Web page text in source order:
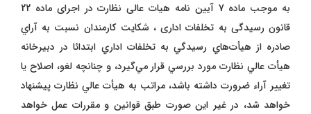
به موجب ماده 7 آیین نامه هیات عالی نظارت در اجرای ماده 22
قانون رسیدگی به تخلفات اداری ، شكايت كارمندان نسبت به آراي
صادره از هيأت‌هاي رسيدگي به تخلفات اداري ابتدائا در دبيرخانه
هيأت‌ عالي نظارت مورد بررسي قرار مي‌گيرد، و چنانچه لغو، اصلاح يا
تغيير آراء ضرو‌رت داشته باشد، مراتب به هيأ‌ت عالي نظارت پيشنهاد
خواهد شد، در غير اين صورت طبق قوانين و مقررات عمل خواهد